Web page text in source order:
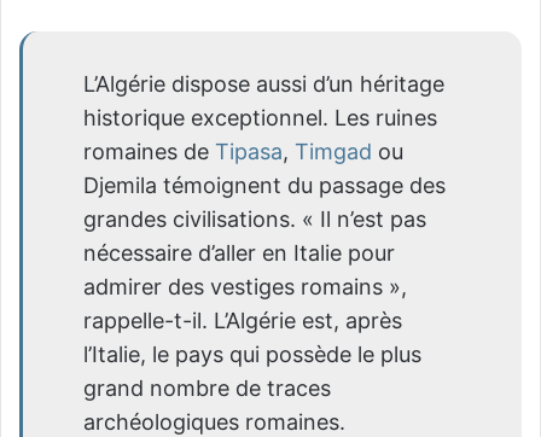
L’Algérie dispose aussi d’un héritage
historique exceptionnel. Les ruines
romaines de Tipasa, Timgad ou
Djemila témoignent du passage des
grandes civilisations. « Il n’est pas
nécessaire d’aller en Italie pour
admirer des vestiges romains »,
rappelle-t-il. L’Algérie est, après
l’Italie, le pays qui possède le plus
grand nombre de traces
archéologiques romaines.